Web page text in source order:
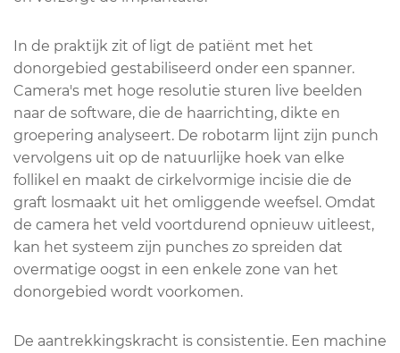
In de praktijk zit of ligt de patiënt met het
donorgebied gestabiliseerd onder een spanner.
Camera's met hoge resolutie sturen live beelden
naar de software, die de haarrichting, dikte en
groepering analyseert. De robotarm lijnt zijn punch
vervolgens uit op de natuurlijke hoek van elke
follikel en maakt de cirkelvormige incisie die de
graft losmaakt uit het omliggende weefsel. Omdat
de camera het veld voortdurend opnieuw uitleest,
kan het systeem zijn punches zo spreiden dat
overmatige oogst in een enkele zone van het
donorgebied wordt voorkomen.
De aantrekkingskracht is consistentie. Een machine